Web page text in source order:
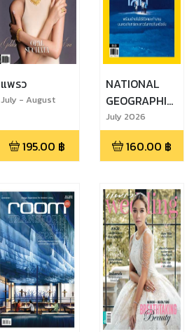
แพรว
July - August
195.00 ฿
NATIONAL
GEOGRAPHIC
(ฉบับภาษาไทย)
July 2026
160.00 ฿